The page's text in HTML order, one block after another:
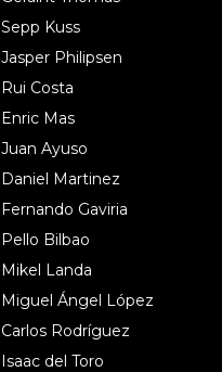
Sepp Kuss
Jasper Philipsen
Rui Costa
Enric Mas
Juan Ayuso
Daniel Martinez
Fernando Gaviria
Pello Bilbao
Mikel Landa
Miguel Ángel López
Carlos Rodríguez
Isaac del Toro